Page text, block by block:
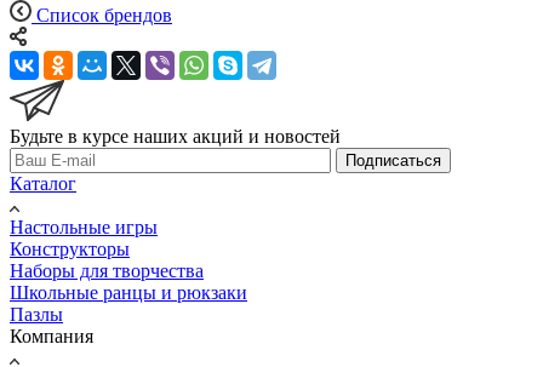
Список брендов
Будьте в курсе наших акций и новостей
Подписаться
Каталог
Настольные игры
Конструкторы
Наборы для творчества
Школьные ранцы и рюкзаки
Пазлы
Компания